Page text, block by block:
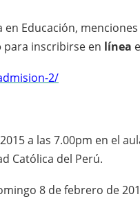
Educación,
para inscribirse en línea
2/
a las 7.00pm en el
Católica del Perú.
8 de febrero de